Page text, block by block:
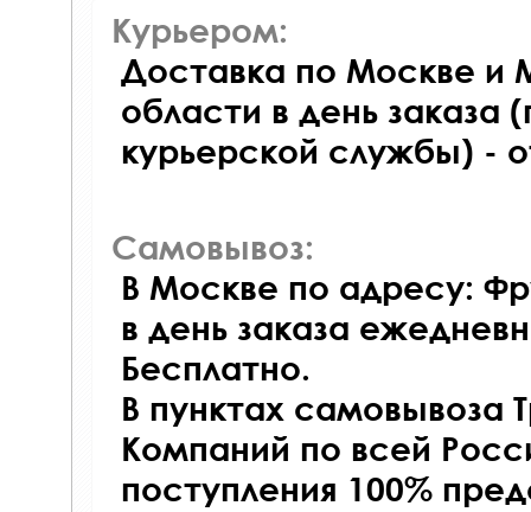
Курьером:
Доставка по Москве и
области в день заказа
курьерской службы) -
Самовывоз:
В Москве по адресу:
в день заказа
Бесплатно.
В пунктах самовывоза
Компаний по всей
поступления 100%